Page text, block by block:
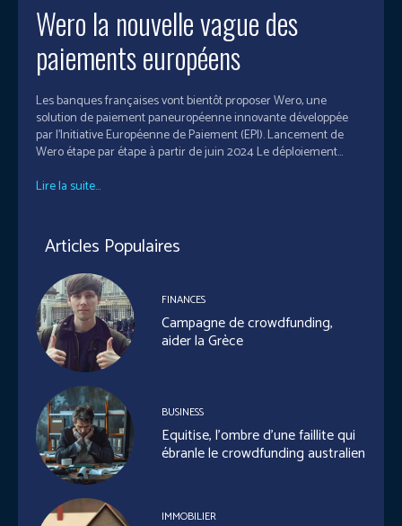
Wero la nouvelle vague des
paiements européens
Les banques françaises vont bientôt proposer Wero, une
solution de paiement paneuropéenne innovante développée
par l'Initiative Européenne de Paiement (EPI). Lancement de
Wero étape par étape à partir de juin 2024 Le déploiement...
Lire la suite...
Articles Populaires
FINANCES
Campagne de crowdfunding,
aider la Grèce
BUSINESS
Equitise, l’ombre d’une faillite qui
ébranle le crowdfunding australien
IMMOBILIER